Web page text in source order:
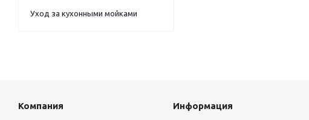
Уход за кухонными мойками
Компания Информация